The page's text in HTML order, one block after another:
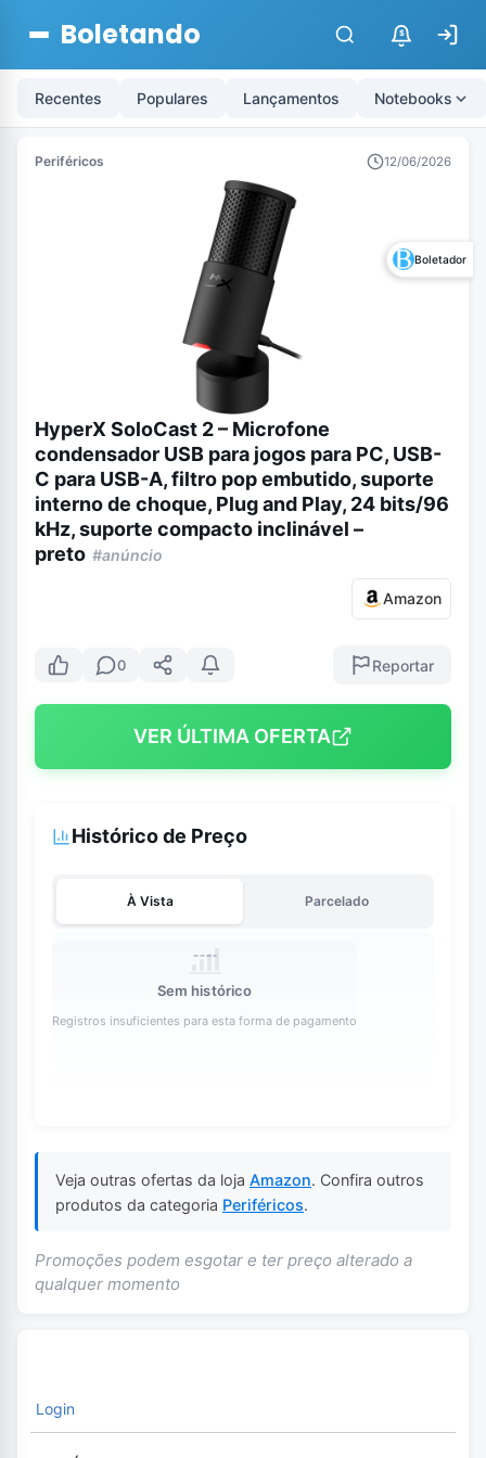
Boletando $
Recentes Populares Lançamentos Notebooks
Periféricos 12/06/2026
Boletador
HyperX SoloCast 2 – Microfone
condensador USB para jogos para PC, USB-
C para USB-A, filtro pop embutido, suporte
interno de choque, Plug and Play, 24 bits/96
kHz, suporte compacto inclinável –
preto #anúncio
Amazon
0 Reportar
VER ÚLTIMA OFERTA
Histórico de Preço
À Vista Parcelado
Sem histórico
Registros insuficientes para esta forma de pagamento
Veja outras ofertas da loja Amazon. Confira outros
produtos da categoria Periféricos.
Promoções podem esgotar e ter preço alterado a
qualquer momento
Login